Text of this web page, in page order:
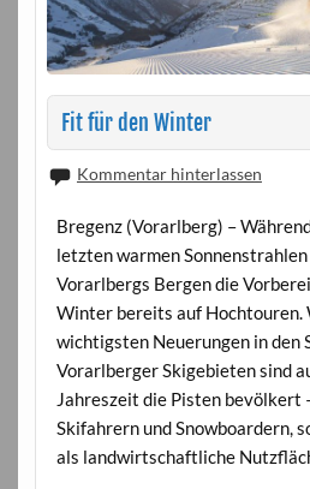
Fit für den Winter
Kommentar hinterlassen
Bregenz (Vorarlberg) –
letzten warmen
Vorarlbergs Bergen die
Winter bereits auf Hochtouren.
wichtigsten Neuerungen in den
Vorarlberger Skigebieten sind
Jahreszeit die Pisten bevölkert
Skifahrern und Snowboardern,
als landwirtschaftliche